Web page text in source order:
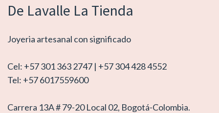
De Lavalle La Tienda
Joyeria artesanal con significado
Cel: +57 301 363 2747 | +57 304 428 4552
Tel: +57 6017559600
Carrera 13A # 79-20 Local 02, Bogotá-Colombia.